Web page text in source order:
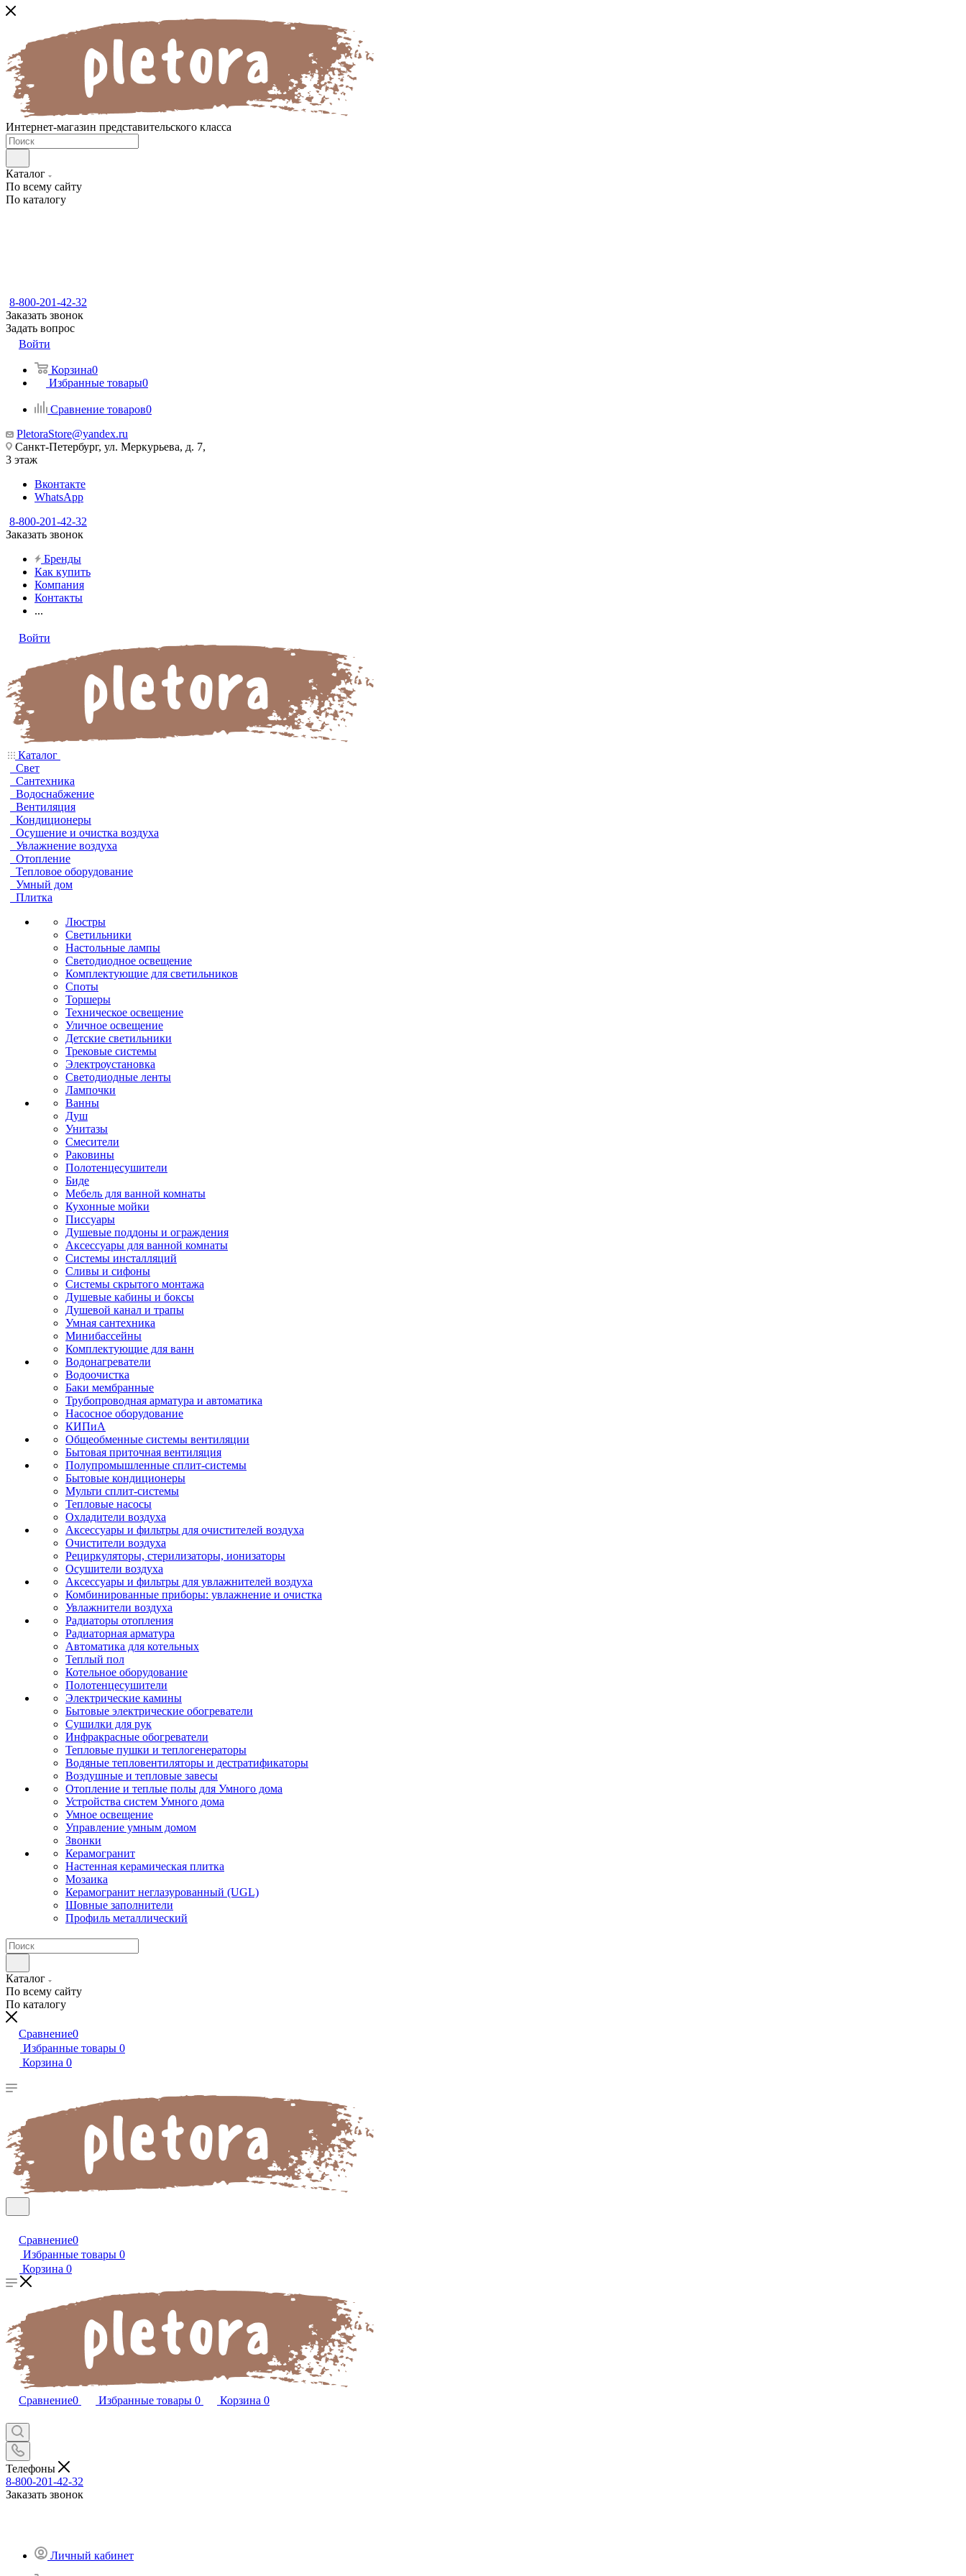
Интернет-магазин представительского класса
Каталог
По всему сайту
По каталогу
8-800-201-42-32
Заказать звонок
Задать вопрос
Войти
Корзина0
Избранные товары0
Сравнение товаров0
PletoraStore@yandex.ru
Санкт-Петербург, ул. Меркурьева, д. 7,
3 этаж
Вконтакте
WhatsApp
8-800-201-42-32
Заказать звонок
Бренды
Как купить
Компания
Контакты
...
Войти
Каталог
Свет
Сантехника
Водоснабжение
Вентиляция
Кондиционеры
Осушение и очистка воздуха
Увлажнение воздуха
Отопление
Тепловое оборудование
Умный дом
Плитка
Люстры
Светильники
Настольные лампы
Светодиодное освещение
Комплектующие для светильников
Споты
Торшеры
Техническое освещение
Уличное освещение
Детские светильники
Трековые системы
Электроустановка
Светодиодные ленты
Лампочки
Ванны
Душ
Унитазы
Смесители
Раковины
Полотенцесушители
Биде
Мебель для ванной комнаты
Кухонные мойки
Писсуары
Душевые поддоны и ограждения
Аксессуары для ванной комнаты
Системы инсталляций
Сливы и сифоны
Системы скрытого монтажа
Душевые кабины и боксы
Душевой канал и трапы
Умная сантехника
Минибассейны
Комплектующие для ванн
Водонагреватели
Водоочистка
Баки мембранные
Трубопроводная арматура и автоматика
Насосное оборудование
КИПиА
Общеобменные системы вентиляции
Бытовая приточная вентиляция
Полупромышленные сплит-системы
Бытовые кондиционеры
Мульти сплит-системы
Тепловые насосы
Охладители воздуха
Аксессуары и фильтры для очистителей воздуха
Очистители воздуха
Рециркуляторы, стерилизаторы, ионизаторы
Осушители воздуха
Аксессуары и фильтры для увлажнителей воздуха
Комбинированные приборы: увлажнение и очистка
Увлажнители воздуха
Радиаторы отопления
Радиаторная арматура
Автоматика для котельных
Теплый пол
Котельное оборудование
Полотенцесушители
Электрические камины
Бытовые электрические обогреватели
Сушилки для рук
Инфракрасные обогреватели
Тепловые пушки и теплогенераторы
Водяные тепловентиляторы и дестратификаторы
Воздушные и тепловые завесы
Отопление и теплые полы для Умного дома
Устройства систем Умного дома
Умное освещение
Управление умным домом
Звонки
Керамогранит
Настенная керамическая плитка
Мозаика
Керамогранит неглазурованный (UGL)
Шовные заполнители
Профиль металлический
Каталог
По всему сайту
По каталогу
Сравнение0
Избранные товары 0
Корзина 0
Сравнение0
Избранные товары 0
Корзина 0
Сравнение0 Избранные товары 0 Корзина 0
Телефоны
8-800-201-42-32
Заказать звонок
Личный кабинет